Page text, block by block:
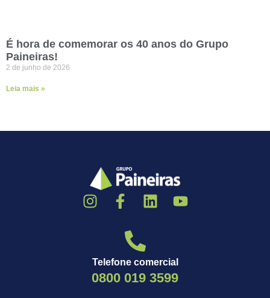
É hora de comemorar os 40 anos do Grupo
Paineiras!
2 de junho de 2026
Leia mais »
Telefone comercial
0800 019 3599